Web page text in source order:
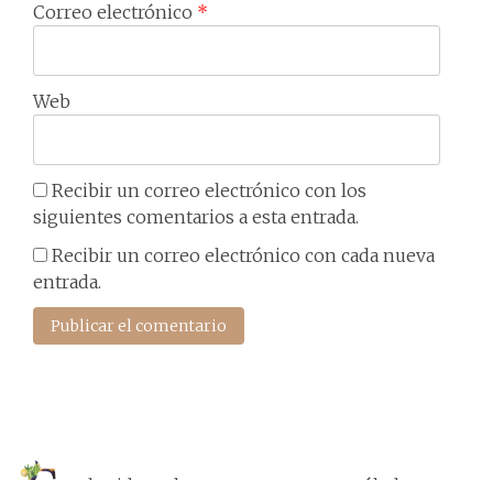
Correo electrónico *
Web
Recibir un correo electrónico con los
siguientes comentarios a esta entrada.
Recibir un correo electrónico con cada nueva
entrada.